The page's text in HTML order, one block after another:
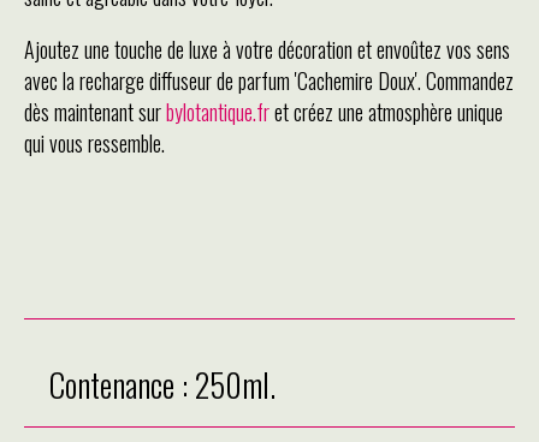
Ajoutez une touche de luxe à votre décoration et envoûtez vos sens
avec la recharge diffuseur de parfum 'Cachemire Doux'. Commandez
dès maintenant surbylotantique.fret créez une atmosphère unique
qui vous ressemble.
Contenance : 250ml.